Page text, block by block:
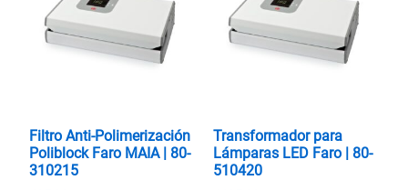
Filtro Anti-Polimerización
Poliblock Faro MAIA | 80-
310215
Transformador para
Lámparas LED Faro | 80-
510420